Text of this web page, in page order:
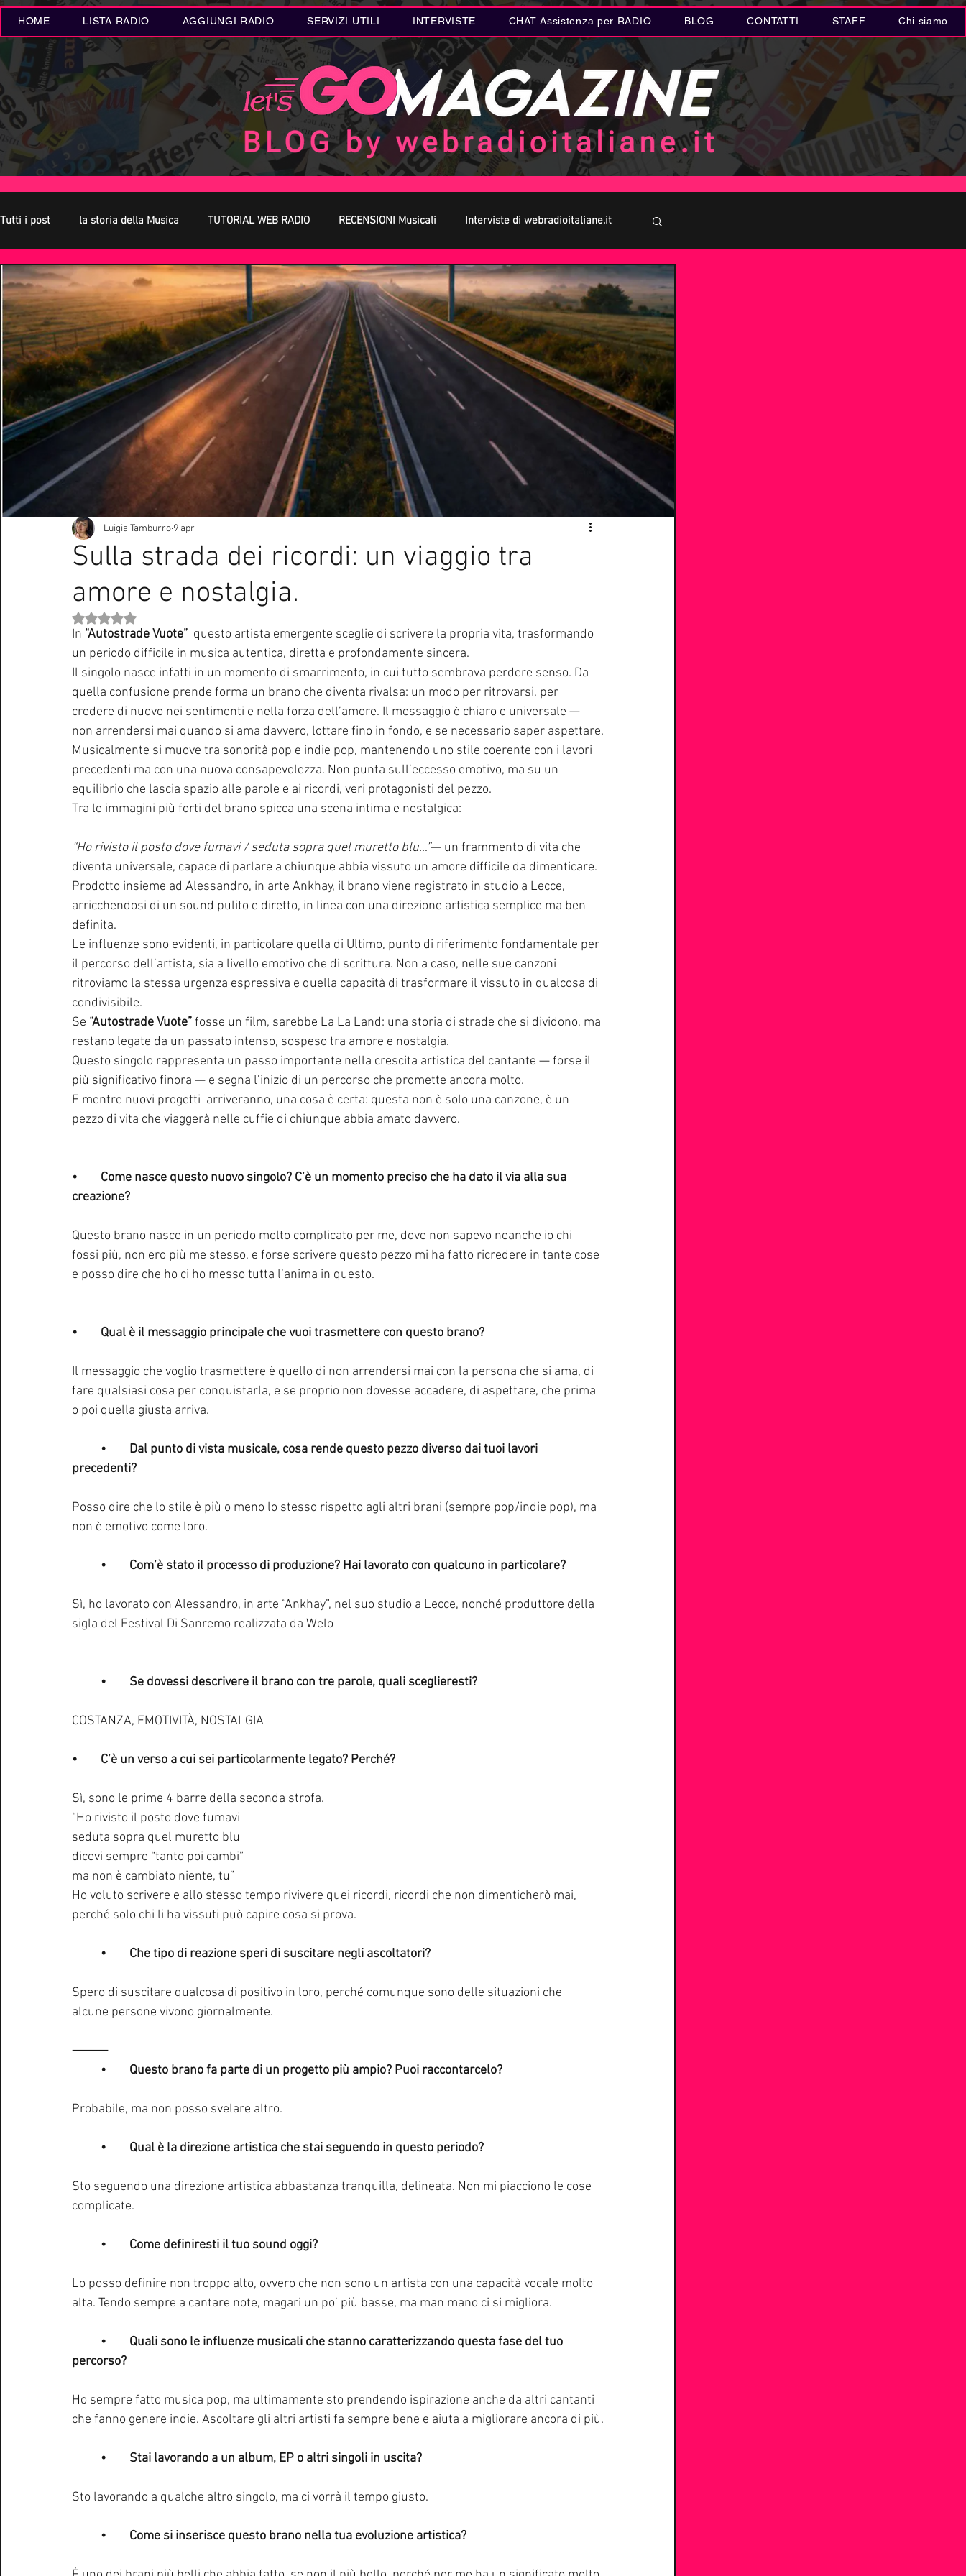
HOME LISTA RADIO AGGIUNGI RADIO SERVIZI UTILI INTERVISTE CHAT Assistenza per RADIO BLOG CONTATTI STAFF Chi siamo
Tutti i post la storia della Musica TUTORIAL WEB RADIO RECENSIONI Musicali Interviste di webradioitaliane.it
Oroscopo Concerti Live Eventi MUSICA Novità MUSICA Curiosità MUSICA Metal Letteratura
Curiosità Radio Novità RADIO Playlist Festival di Sanremo Arte REPORT
EUROVISION SONG CONTEST Donne Riflessioni in MUSICA Servizi offerti da WRI Halloween
Notizie Musica Consigli Life Coaching Intervista alla RADIO Anniversari Sanremo
Sulla strada dei ricordi: un viaggio tra
amore e nostalgia.
Luigia Tamburro 9 apr
Valutazione NaN stelle su 5.
In “Autostrade Vuote”
  questo artista emergente sceglie di scrivere la propria vita, trasformando
un periodo difficile in musica autentica, diretta e profondamente sincera.
Il singolo nasce infatti in un momento di smarrimento, in cui tutto sembrava perdere senso. Da
quella confusione prende forma un brano che diventa rivalsa: un modo per ritrovarsi, per
credere di nuovo nei sentimenti e nella forza dell’amore. Il messaggio è chiaro e universale —
non arrendersi mai quando si ama davvero, lottare fino in fondo, e se necessario saper aspettare.
Musicalmente si muove tra sonorità pop e indie pop, mantenendo uno stile coerente con i lavori
precedenti ma con una nuova consapevolezza. Non punta sull’eccesso emotivo, ma su un
equilibrio che lascia spazio alle parole e ai ricordi, veri protagonisti del pezzo.
Tra le immagini più forti del brano spicca una scena intima e nostalgica:
“Ho rivisto il posto dove fumavi / seduta sopra quel muretto blu…”— un frammento di vita che
diventa universale, capace di parlare a chiunque abbia vissuto un amore difficile da dimenticare.
Prodotto insieme ad Alessandro, in arte Ankhay, il brano viene registrato in studio a Lecce,
arricchendosi di un sound pulito e diretto, in linea con una direzione artistica semplice ma ben
definita.
Le influenze sono evidenti, in particolare quella di Ultimo, punto di riferimento fondamentale per
il percorso dell’artista, sia a livello emotivo che di scrittura. Non a caso, nelle sue canzoni
ritroviamo la stessa urgenza espressiva e quella capacità di trasformare il vissuto in qualcosa di
condivisibile.
Se “Autostrade Vuote” fosse un film, sarebbe La La Land: una storia di strade che si dividono, ma
restano legate da un passato intenso, sospeso tra amore e nostalgia.
Questo singolo rappresenta un passo importante nella crescita artistica del cantante — forse il
più significativo finora — e segna l’inizio di un percorso che promette ancora molto.
E mentre nuovi progetti  arriveranno, una cosa è certa: questa non è solo una canzone, è un
pezzo di vita che viaggerà nelle cuffie di chiunque abbia amato davvero.
•	Come nasce questo nuovo singolo? C’è un momento preciso che ha dato il via alla sua
creazione?
Questo brano nasce in un periodo molto complicato per me, dove non sapevo neanche io chi
fossi più, non ero più me stesso, e forse scrivere questo pezzo mi ha fatto ricredere in tante cose
e posso dire che ho ci ho messo tutta l’anima in questo.
•	Qual è il messaggio principale che vuoi trasmettere con questo brano?
Il messaggio che voglio trasmettere è quello di non arrendersi mai con la persona che si ama, di
fare qualsiasi cosa per conquistarla, e se proprio non dovesse accadere, di aspettare, che prima
o poi quella giusta arriva.
precedenti?
Posso dire che lo stile è più o meno lo stesso rispetto agli altri brani (sempre pop/indie pop), ma
non è emotivo come loro.
	•	Com’è stato il processo di produzione? Hai lavorato con qualcuno in particolare?
Sì, ho lavorato con Alessandro, in arte “Ankhay”, nel suo studio a Lecce, nonché produttore della
sigla del Festival Di Sanremo realizzata da Welo
	•	Se dovessi descrivere il brano con tre parole, quali sceglieresti?
COSTANZA, EMOTIVITÀ, NOSTALGIA
•	C’è un verso a cui sei particolarmente legato? Perché?
Sì, sono le prime 4 barre della seconda strofa.
“Ho rivisto il posto dove fumavi
seduta sopra quel muretto blu
dicevi sempre “tanto poi cambi”
ma non è cambiato niente, tu”
Ho voluto scrivere e allo stesso tempo rivivere quei ricordi, ricordi che non dimenticherò mai,
perché solo chi li ha vissuti può capire cosa si prova.
	•	Che tipo di reazione speri di suscitare negli ascoltatori?
Spero di suscitare qualcosa di positivo in loro, perché comunque sono delle situazioni che
alcune persone vivono giornalmente.
⸻
	•	Questo brano fa parte di un progetto più ampio? Puoi raccontarcelo?
Probabile, ma non posso svelare altro.
	•	Qual è la direzione artistica che stai seguendo in questo periodo?
Sto seguendo una direzione artistica abbastanza tranquilla, delineata. Non mi piacciono le cose
complicate.
	•	Come definiresti il tuo sound oggi?
Lo posso definire non troppo alto, ovvero che non sono un artista con una capacità vocale molto
alta. Tendo sempre a cantare note, magari un po’ più basse, ma man mano ci si migliora.
percorso?
Ho sempre fatto musica pop, ma ultimamente sto prendendo ispirazione anche da altri cantanti
che fanno genere indie. Ascoltare gli altri artisti fa sempre bene e aiuta a migliorare ancora di più.
	•	Stai lavorando a un album, EP o altri singoli in uscita?
Sto lavorando a qualche altro singolo, ma ci vorrà il tempo giusto.
	•	Come si inserisce questo brano nella tua evoluzione artistica?